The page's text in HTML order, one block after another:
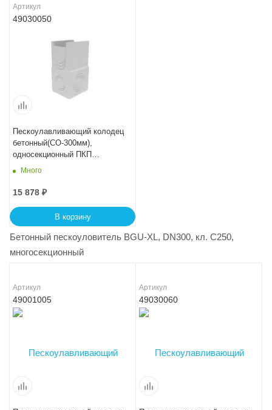
Артикул
49030050
Пескоулавливающий колодец
бетонный(СО-300мм),
односекционный ПКП
50.44(30).90(85) - BGU-XL
Много
15 878 ₽
В корзину
Бетонный пескоуловитель BGU-XL, DN300, кл. C250,
многосекционный
Артикул
49001005
Артикул
49030060